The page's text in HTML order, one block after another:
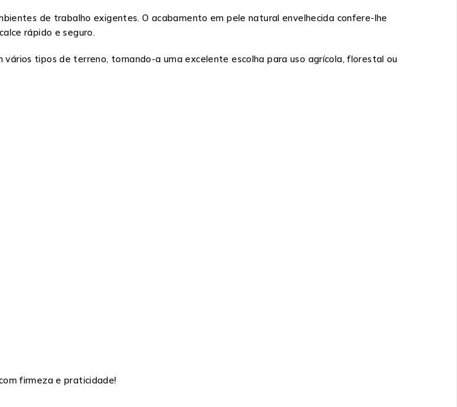
de trabalho exigentes. O acabamento em pele natural envelhecida confere-lhe
rápido e seguro.
tipos de terreno, tornando-a uma excelente escolha para uso agrícola, florestal ou
firmeza e praticidade!